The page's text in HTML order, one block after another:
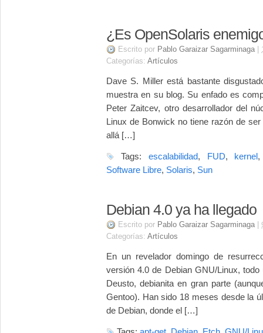
¿Es OpenSolaris
Escrito por Pablo Garaizar Sagarminaga
Categorías: Artículos
Dave S. Miller está bastante
muestra en su blog. Su enfado es
Peter Zaitcev, otro desarrollador del
Linux de Bonwick no tiene razón de
allá […]
Tags: escalabilidad, FUD, kernel
Software Libre, Solaris, Sun
Debian 4.0 ya ha llegado
Escrito por Pablo Garaizar Sagarminaga
Categorías: Artículos
En un revelador domingo de
versión 4.0 de Debian GNU/Linux,
Deusto, debianita en gran parte
Gentoo). Han sido 18 meses desde la
de Debian, donde el […]